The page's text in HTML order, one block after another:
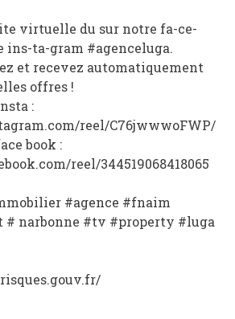
virtuelle du sur notre fa-ce-
ins-ta-gram #agenceluga.
et recevez automatiquement
offres !
:
reel/C76jwwwoFWP/
book :
reel/344519068418065
#agence #fnaim
# narbonne #tv #property #luga